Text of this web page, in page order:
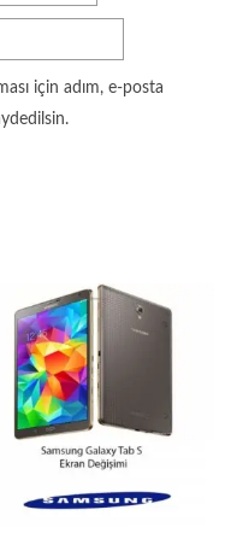
için adım, e-posta